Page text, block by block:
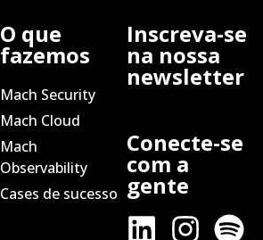
O que
fazemos
Mach Security
Mach Cloud
Mach
Observability
Cases de sucesso
Inscreva-se
na nossa
newsletter
Conecte-se
com a
gente